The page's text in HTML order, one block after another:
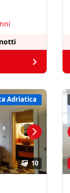
10
Adriatica